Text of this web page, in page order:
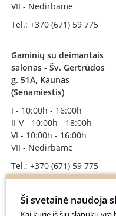
VII - Nedirbame
Tel.: +370 (671) 59 775
Gaminių su deimantais
salonas - Šv. Gertrūdos
g. 51A, Kaunas
(Senamiestis)
I - 10:00h - 16:00h
II-V - 10:00h - 18:00h
VI - 10:00h - 16:00h
VII - Nedirbame
Tel.: +370 (671) 59 775
SEKITE MUS
Ši svetainė naudoja